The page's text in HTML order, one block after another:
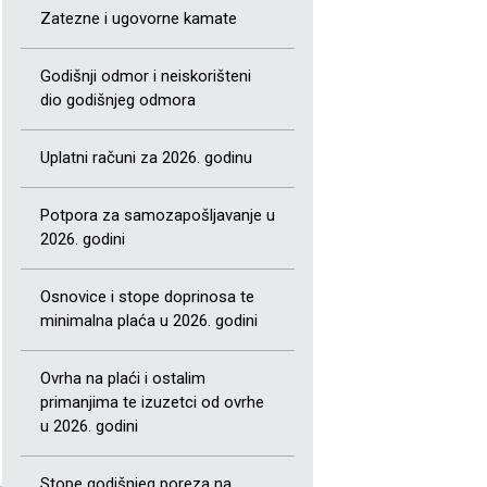
Zatezne i ugovorne kamate
Godišnji odmor i neiskorišteni
dio godišnjeg odmora
Uplatni računi za 2026. godinu
Potpora za samozapošljavanje u
2026. godini
Osnovice i stope doprinosa te
minimalna plaća u 2026. godini
Ovrha na plaći i ostalim
primanjima te izuzetci od ovrhe
u 2026. godini